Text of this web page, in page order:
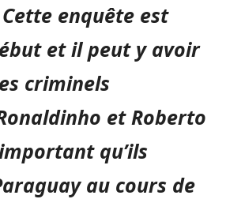
enquête est
et il peut y avoir
criminels
et Roberto
qu’ils
au cours de